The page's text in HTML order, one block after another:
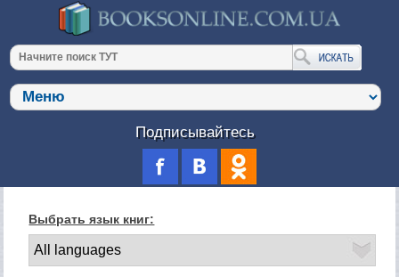
Подписывайтесь
Выбрать язык книг: